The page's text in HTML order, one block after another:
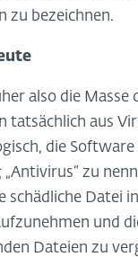
zu bezeichnen.
also die Masse
tatsächlich aus
die Software
zu
schädliche Datei
und
Dateien zu